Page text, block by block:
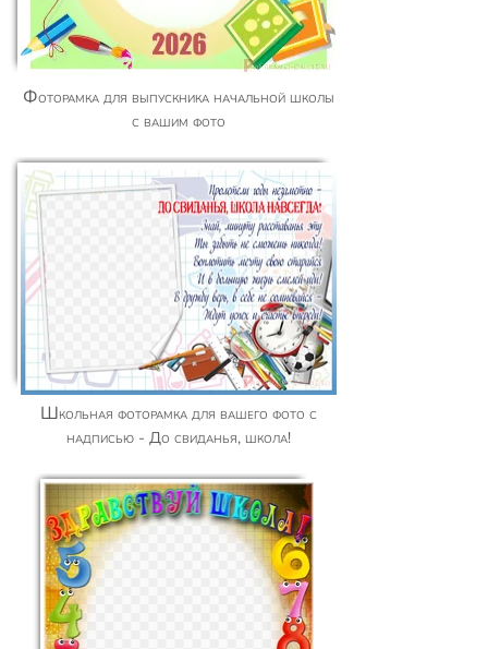
Фоторамка для выпускника начальной школы
с вашим фото
Школьная фоторамка для вашего фото с
надписью - До свиданья, школа!